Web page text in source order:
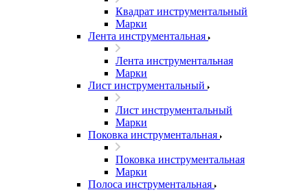
Квадрат инструментальный
Марки
Лента инструментальная
Лента инструментальная
Марки
Лист инструментальный
Лист инструментальный
Марки
Поковка инструментальная
Поковка инструментальная
Марки
Полоса инструментальная